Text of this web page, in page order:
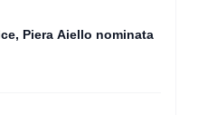
Piera Aiello nominata